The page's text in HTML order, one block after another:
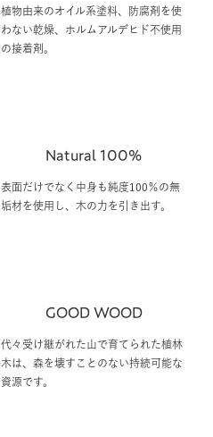
植物由来のオイル系塗料、防腐剤を使
わない乾燥、ホルムアルデヒド不使用
の接着剤。
Natural 100%
表面だけでなく中身も純度100％の無
垢材を使用し、木の力を引き出す。
GOOD WOOD
代々受け継がれた山で育てられた植林
木は、森を壊すことのない持続可能な
資源です。